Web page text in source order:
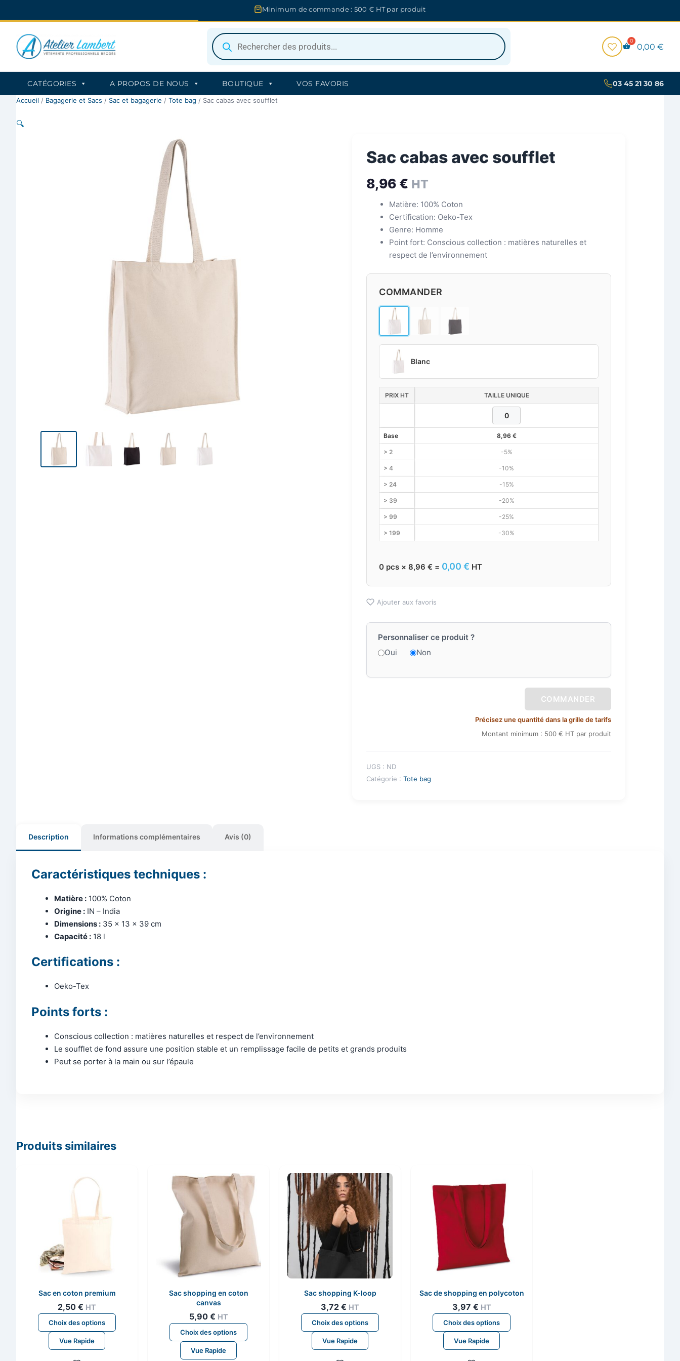
au
Minimum de commande : 500 € HT par produit
Recherche
de
produits
0,00 €
CATÉGORIES A PROPOS DE NOUS BOUTIQUE VOS FAVORIS 03 45 21 30 86
Accueil / Bagagerie et Sacs / Sac et bagagerie / Tote bag / Sac cabas avec soufflet
🔍
Sac cabas avec soufflet
8,96 € HT
Matière: 100% Coton
Certification: Oeko-Tex
Genre: Homme
Point fort: Conscious collection : matières naturelles et
respect de l’environnement
COMMANDER
Blanc
PRIX HT TAILLE UNIQUE
Base 8,96 €
> 2 -5%
> 4 -10%
> 24 -15%
> 39 -20%
> 99 -25%
> 199 -30%
0 pcs × 8,96 € = 0,00 € HT
Ajouter aux favoris
Personnaliser ce produit ?
Oui
Non
COMMANDER
Précisez une quantité dans la grille de tarifs
Montant minimum : 500 € HT par produit
UGS : ND
Catégorie : Tote bag
Description Informations complémentaires Avis (0)
Caractéristiques techniques :
Matière : 100% Coton
Origine : IN – India
Dimensions : 35 x 13 x 39 cm
Capacité : 18 l
Certifications :
Oeko-Tex
Points forts :
Conscious collection : matières naturelles et respect de l’environnement
Le soufflet de fond assure une position stable et un remplissage facile de petits et grands produits
Peut se porter à la main ou sur l’épaule
Produits similaires
Sac en coton premium
2,50 € HT
Choix des options
Ce
produit
Vue Rapide
Sac shopping en coton
canvas
5,90 € HT
Choix des options
Ce
produit
Vue Rapide
Sac shopping K-loop
3,72 € HT
Choix des options
Ce
produit
Vue Rapide
Sac de shopping en polycoton
3,97 € HT
Choix des options
Ce
produit
Vue Rapide